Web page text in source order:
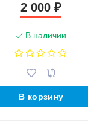
2010)
2 000₽
В наличии
В корзину